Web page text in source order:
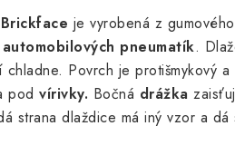
je vyrobená z
pneumatík.
Povrch je protišmykový a
pod vírivky. Bočná drážka
strana dlaždice má iný vzor a